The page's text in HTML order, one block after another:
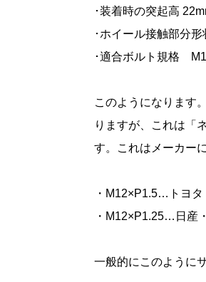
･装着時の突起高
･ホイール接触部分
･適合ボルト規格
このようになります
りますが、これは「
す。これはメーカー
・M12×P1.5…トヨ
・M12×P1.25…日産
一般的にこのように